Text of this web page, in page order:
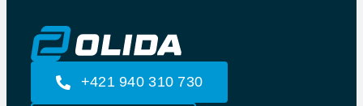
+421 940 310 730